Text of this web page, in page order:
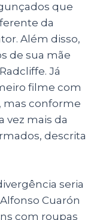
que
da
Além disso,
de sua mãe
Já
filme com
mas conforme
vez mais da
descrita
seria
Cuarón
com roupas